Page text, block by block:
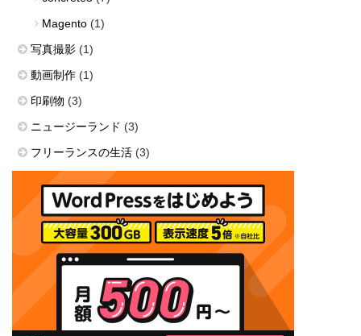
Magento (1)
写真撮影 (1)
動画制作 (1)
印刷物 (3)
ニュージーランド (3)
フリーランスの生活 (3)